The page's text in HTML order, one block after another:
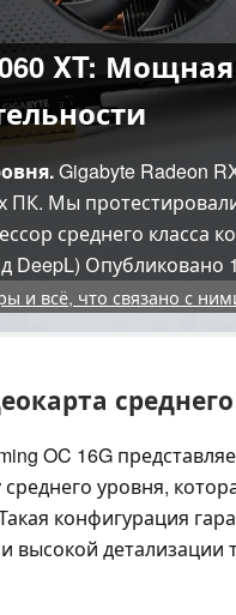
XT:
Gigabyte Radeon
ПК. Мы
среднего класса
DeepL) Опубликовано
и всё, что связано с
среднего
OC 16G
уровня,
конфигурация
детализации